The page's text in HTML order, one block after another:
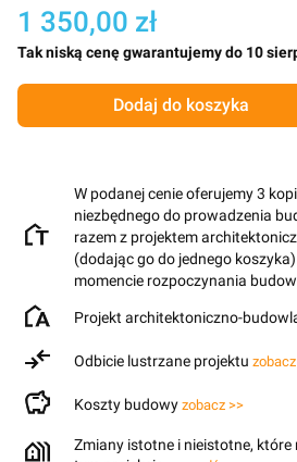
1 350,00 zł
Tak niską cenę gwarantujemy do 10
Dodaj do koszyka
W podanej cenie oferujemy 3
niezbędnego do prowadzenia
razem z projektem
(dodając go do jednego
momencie rozpoczynania
Projekt architektoniczno-
Odbicie lustrzane projektu
Koszty budowy zobacz >>
Zmiany istotne i nieistotne,